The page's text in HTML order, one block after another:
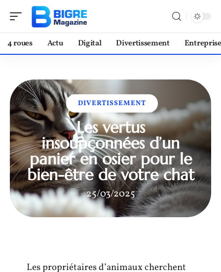
4 roues Actu Digital Divertissement Entreprise
DIVERTISSEMENT
Les vertus
insoupçonnées d’un
panier en osier pour le
bien-être de votre chat
25/03/2025
Les propriétaires d’animaux cherchent